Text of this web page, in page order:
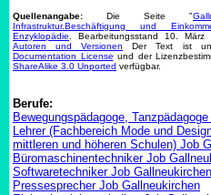
Quellenangabe: Die Seite "
Infrastruktur.Beschäftigung und
Enzyklopädie . Bearbeitungsstand 10.
Autoren und Versionen
Der Text ist
Documentation License und der
ShareAlike 3.0 Unported verfügbar.
Berufe:
Bewegungspädagoge,
Lehrer (Fachbereich Mode und
mittleren und höheren Schulen) Job
Büromaschinentechniker Job
Softwaretechniker Job Gallneukirchen
Pressesprecher Job Gallneukirchen